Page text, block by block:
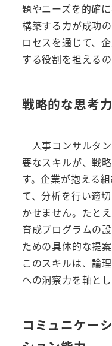
題やニーズを的確
構築する力が成功
ロセスを通じて、
する役割を担える
戦略的な思考
人事コンサルタ
要なスキルが、戦
す。企業が抱える
て、分析を行い適
かせません。たと
育成プログラムの
ための具体的な提
このスキルは、論
への洞察力を軸と
コミュニケー